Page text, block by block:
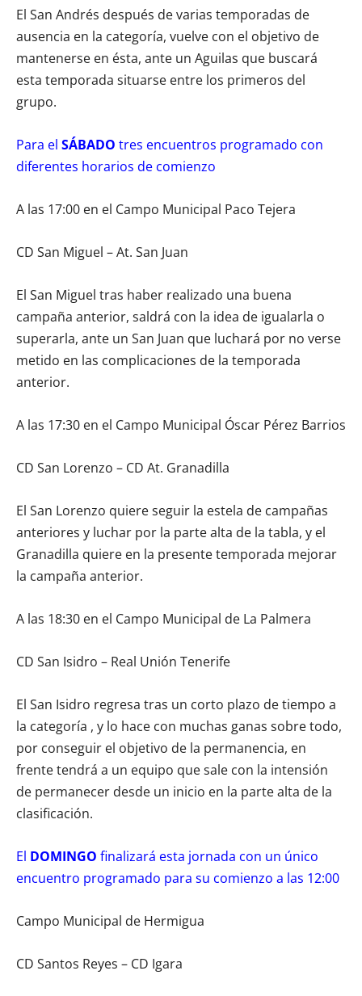
El San Andrés después de varias temporadas de
ausencia en la categoría, vuelve con el objetivo de
mantenerse en ésta, ante un Aguilas que buscará
esta temporada situarse entre los primeros del
grupo.
Para el SÁBADO tres encuentros programado con
diferentes horarios de comienzo
A las 17:00 en el Campo Municipal Paco Tejera
CD San Miguel – At. San Juan
El San Miguel tras haber realizado una buena
campaña anterior, saldrá con la idea de igualarla o
superarla, ante un San Juan que luchará por no verse
metido en las complicaciones de la temporada
anterior.
A las 17:30 en el Campo Municipal Óscar Pérez Barrios
CD San Lorenzo – CD At. Granadilla
El San Lorenzo quiere seguir la estela de campañas
anteriores y luchar por la parte alta de la tabla, y el
Granadilla quiere en la presente temporada mejorar
la campaña anterior.
A las 18:30 en el Campo Municipal de La Palmera
CD San Isidro – Real Unión Tenerife
El San Isidro regresa tras un corto plazo de tiempo a
la categoría , y lo hace con muchas ganas sobre todo,
por conseguir el objetivo de la permanencia, en
frente tendrá a un equipo que sale con la intensión
de permanecer desde un inicio en la parte alta de la
clasificación.
El DOMINGO finalizará esta jornada con un único
encuentro programado para su comienzo a las 12:00
Campo Municipal de Hermigua
CD Santos Reyes – CD Igara